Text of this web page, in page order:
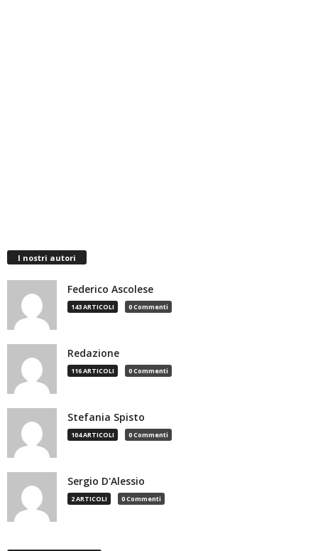
I nostri autori
Federico Ascolese
143 ARTICOLI 0 Commenti
Redazione
116 ARTICOLI 0 Commenti
Stefania Spisto
104 ARTICOLI 0 Commenti
Sergio D'Alessio
2 ARTICOLI 0 Commenti